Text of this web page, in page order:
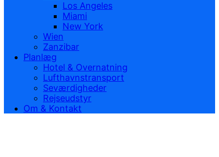
Los Angeles
Miami
New York
Wien
Zanzibar
Planlæg
Hotel & Overnatning
Lufthavnstransport
Seværdigheder
Rejseudstyr
Om & Kontakt